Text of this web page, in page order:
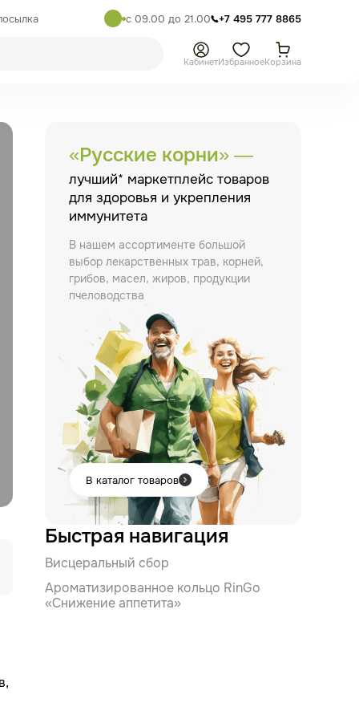
с 09.00 до 21.00 +7 495 777 8865
КабинетИзбранноеКорзина
«Русские корни» —
лучший* маркетплейс товаров
для здоровья и укрепления
иммунитета
В нашем ассортименте большой
выбор лекарственных трав, корней,
грибов, масел, жиров, продукции
пчеловодства
В каталог товаров
Быстрая навигация
Висцеральный сбор
Ароматизированное кольцо RinGo
«Снижение аппетита»